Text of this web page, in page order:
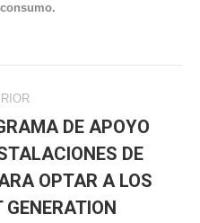
DE APOYO
DE
OPTAR A LOS
GENERATION